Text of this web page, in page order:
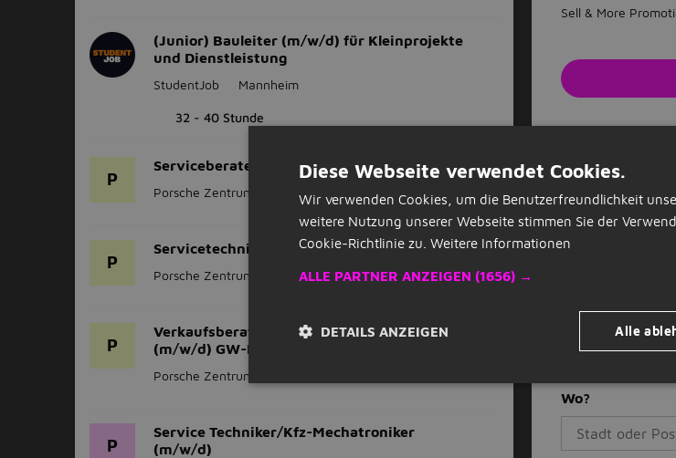
(Junior) Bauleiter (m/w/d) für Kleinprojekte
und Dienstleistung
StudentJob Mannheim
32 - 40 Stunde
P
Serviceberater (m/w/d)
Porsche Zentrum Lörrach
P
Servicetechniker/Kfz-Mechatroniker (m/w/d)
Porsche Zentrum Hegau-Bodensee Hilzingen
P
Verkaufsberater Neu- Und Gebrauchtwagen
(m/w/d) GW-Management
Porsche Zentrum Lörrach
P
Service Techniker/Kfz-Mechatroniker
(m/w/d)
Sell & More
Als Favorit
Basierend auf
Wo?
Diese Webseite verwendet Cookies.
Wir verwenden Cookies, um die Benutzerfreundlichkeit
weitere Nutzung unserer Webseite stimmen Sie der
Cookie-Richtlinie zu. Weitere Informationen
ALLE PARTNER ANZEIGEN (1656) →
Alle
DETAILS ANZEIGEN